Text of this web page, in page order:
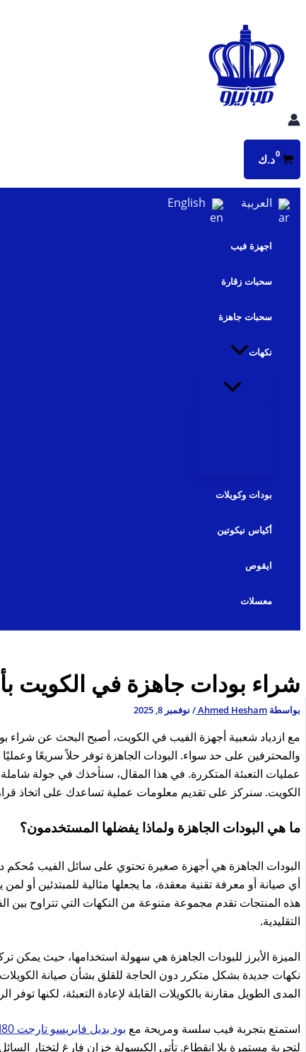
المحتوى
د.ك
العربية English
اجهزة فيب
سحبات زقارة
سحبات جاهزة
نكهات
بودات وكويلات
أكياس نيكوتين
ايقوص
معسلات
شراء بودات جاهزة في الكويت
بواسطة Ahmed Hesham
/ نوفمبر 8, 2025
مع ازدياد شعبية أجهزة الفيب في الكويت، أصبح البحث عن شراء
والمحترفين على حد سواء. البودات الجاهزة توفر حلاً سريعًا وعمليًا
عمليات التعبئة المتكررة. في هذا المقال، سنأخذك في جولة شاملة
الكويت. سنركز على تقديم معلومات عملية تساعدك على اتخاذ
ما هي البودات الجاهزة ولماذا يفضلها المستخدمون؟
البودات الجاهزة هي أجهزة صغيرة تحتوي على سائل الفيب مُحكم
أي صيانة أو معرفة تقنية معقدة، ما يجعلها مثالية للمبتدئين
هذه المنتجات تقدم مجموعة متنوعة من النكهات التي تتراوح بين
التقليدية.
الميزة الأبرز للبودات الجاهزة هي سهولة استخدامها، حيث يمكن
نكهات جديدة بشكل متكرر دون الحاجة للقلق بشأن صيانة
المدى الطويل مقارنة بالكويلات القابلة لإعادة التعبئة، لكنها
استمتع بتجربة فيب سلسة ومريحة مع بود بديل فابريسو تارجت PM80! بسعة كبسولة 4 مل
لتجربة مستمرة بلا انقطاع. تأتي الكبسولة خزان فارغ لتختار